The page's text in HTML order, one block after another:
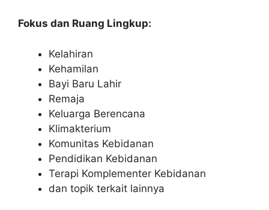
Fokus dan Ruang Lingkup:
Kelahiran
Kehamilan
Bayi Baru Lahir
Remaja
Keluarga Berencana
Klimakterium
Komunitas Kebidanan
Pendidikan Kebidanan
Terapi Komplementer Kebidanan
dan topik terkait lainnya